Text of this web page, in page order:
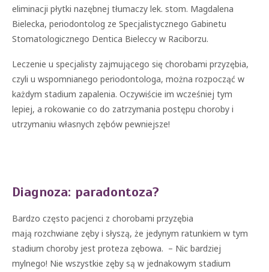
eliminacji płytki nazębnej tłumaczy lek. stom. Magdalena
Bielecka, periodontolog ze Specjalistycznego Gabinetu
Stomatologicznego Dentica Bieleccy w Raciborzu.
Leczenie u specjalisty zajmującego się chorobami przyzębia,
czyli u wspomnianego periodontologa, można rozpocząć w
każdym stadium zapalenia. Oczywiście im wcześniej tym
lepiej, a rokowanie co do zatrzymania postępu choroby i
utrzymaniu własnych zębów pewniejsze!
Diagnoza: paradontoza?
Bardzo często pacjenci z chorobami przyzębia
mają rozchwiane zęby i słyszą, że jedynym ratunkiem w tym
stadium choroby jest proteza zębowa. – Nic bardziej
mylnego! Nie wszystkie zęby są w jednakowym stadium